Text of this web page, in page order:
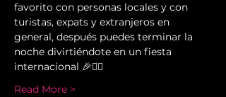
favorito con personas locales y con
turistas, expats y extranjeros en
general, después puedes terminar la
noche divirtiéndote en un fiesta
internacional 🎉✌🏻️
Read More >